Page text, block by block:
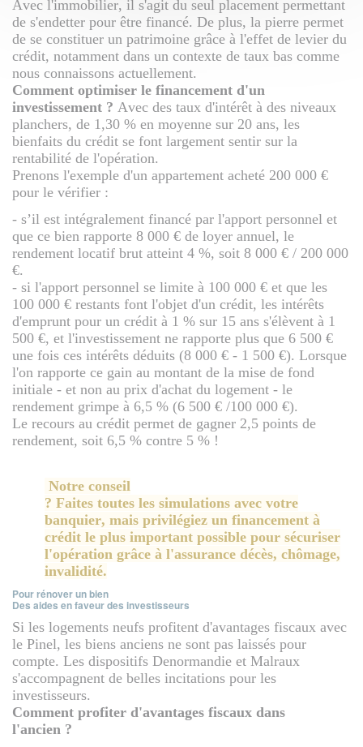
Avec l'immobilier, il s'agit du seul placement permettant
de s'endetter pour être financé. De plus, la pierre permet
de se constituer un patrimoine grâce à l'effet de levier du
crédit, notamment dans un contexte de taux bas comme
nous connaissons actuellement.
Comment optimiser le financement d'un
investissement ? Avec des taux d'intérêt à des niveaux
planchers, de 1,30 % en moyenne sur 20 ans, les
bienfaits du crédit se font largement sentir sur la
rentabilité de l'opération.
Prenons l'exemple d'un appartement acheté 200 000 €
pour le vérifier :
- s’il est intégralement financé par l'apport personnel et
que ce bien rapporte 8 000 € de loyer annuel, le
rendement locatif brut atteint 4 %, soit 8 000 € / 200 000
€.
- si l'apport personnel se limite à 100 000 € et que les
100 000 € restants font l'objet d'un crédit, les intérêts
d'emprunt pour un crédit à 1 % sur 15 ans s'élèvent à 1
500 €, et l'investissement ne rapporte plus que 6 500 €
une fois ces intérêts déduits (8 000 € - 1 500 €). Lorsque
l'on rapporte ce gain au montant de la mise de fond
initiale - et non au prix d'achat du logement - le
rendement grimpe à 6,5 % (6 500 € /100 000 €).
Le recours au crédit permet de gagner 2,5 points de
rendement, soit 6,5 % contre 5 % !
Notre conseil
? Faites toutes les simulations avec votre
banquier, mais privilégiez un financement à
crédit le plus important possible pour sécuriser
l'opération grâce à l'assurance décès, chômage,
invalidité.
Pour rénover un bien
Des aides en faveur des investisseurs
Si les logements neufs profitent d'avantages fiscaux avec
le Pinel, les biens anciens ne sont pas laissés pour
compte. Les dispositifs Denormandie et Malraux
s'accompagnent de belles incitations pour les
investisseurs.
Comment profiter d'avantages fiscaux dans
l'ancien ?